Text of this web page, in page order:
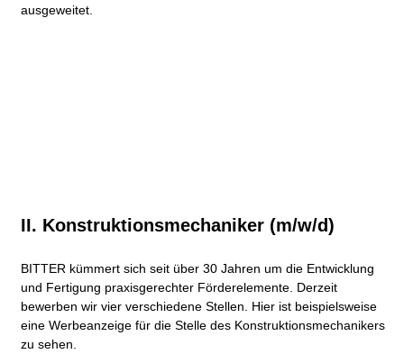
ausgeweitet.
II. Konstruktionsmechaniker (m/w/d)
BITTER kümmert sich seit über 30 Jahren um die Entwicklung
und Fertigung praxisgerechter Förderelemente. Derzeit
bewerben wir vier verschiedene Stellen. Hier ist beispielsweise
eine Werbeanzeige für die Stelle des Konstruktionsmechanikers
zu sehen.